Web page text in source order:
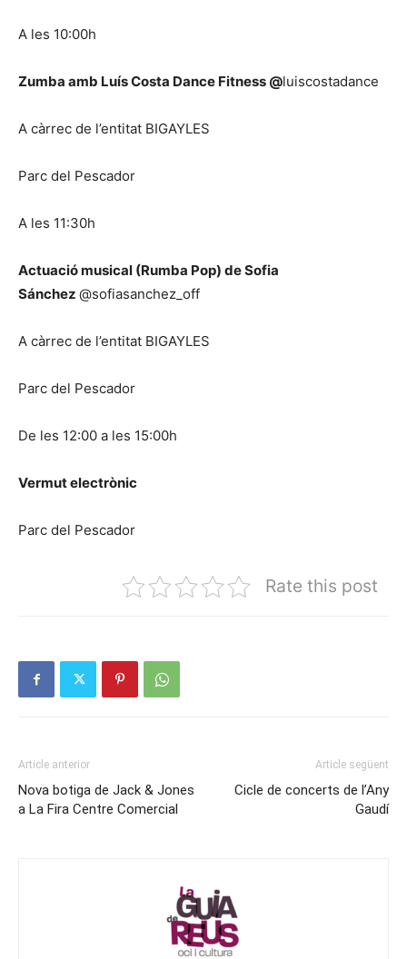
A les 10:00h
Zumba amb Luís Costa Dance Fitness @luiscostadance
A càrrec de l’entitat BIGAYLES
Parc del Pescador
A les 11:30h
Actuació musical (Rumba Pop) de Sofia
Sánchez @sofiasanchez_off
A càrrec de l’entitat BIGAYLES
Parc del Pescador
De les 12:00 a les 15:00h
Vermut electrònic
Parc del Pescador
Rate this post
Article anterior
Nova botiga de Jack & Jones
a La Fira Centre Comercial
Article següent
Cicle de concerts de l’Any
Gaudí